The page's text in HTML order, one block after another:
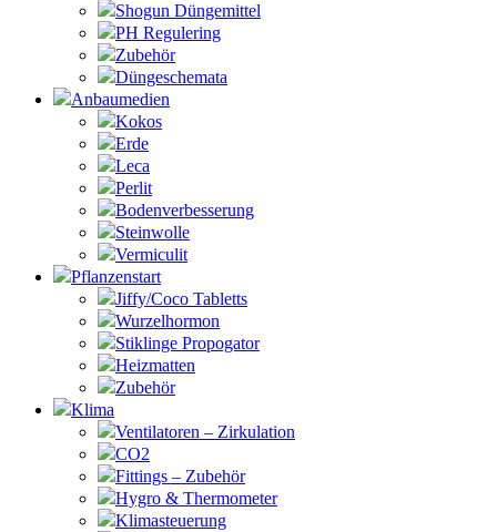
Shogun Düngemittel
PH Regulering
Zubehör
Düngeschemata
Anbaumedien
Kokos
Erde
Leca
Perlit
Bodenverbesserung
Steinwolle
Vermiculit
Pflanzenstart
Jiffy/Coco Tabletts
Wurzelhormon
Stiklinge Propogator
Heizmatten
Zubehör
Klima
Ventilatoren – Zirkulation
CO2
Fittings – Zubehör
Hygro & Thermometer
Klimasteuerung